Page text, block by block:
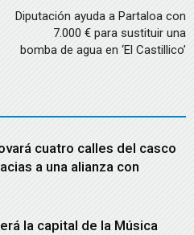
Diputación ayuda a Partaloa con
7.000 € para sustituir una
bomba de agua en ‘El Castillico’
cuatro calles del casco
a una alianza con
la capital de la Música